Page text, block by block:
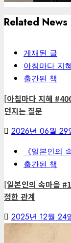
Related News
게재된 글
아침마다 지
출간된 책
[아침마다 지혜
던지는 질문
2026년 06월 29
《일본인의
출간된 책
[일본인의 속마음
정한 관계
2025년 12월 24